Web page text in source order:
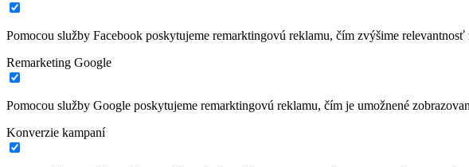
Pomocou služby Facebook poskytujeme remarktingovú reklamu, čím zvýšime
Remarketing Google
Pomocou služby Google poskytujeme remarktingovú reklamu, čím je umožnené
Konverzie kampaní